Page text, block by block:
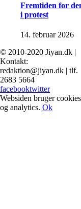
Fremtiden for
i protest
14. februar 2026
© 2010-2020 Jiyan.dk |
Kontakt:
redaktion@jiyan.dk | tlf.
2683 5664
facebooktwitter
Websiden bruger cookies
og analytics. Ok